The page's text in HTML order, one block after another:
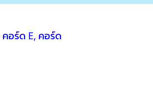
คอร์ด E, คอร์ด